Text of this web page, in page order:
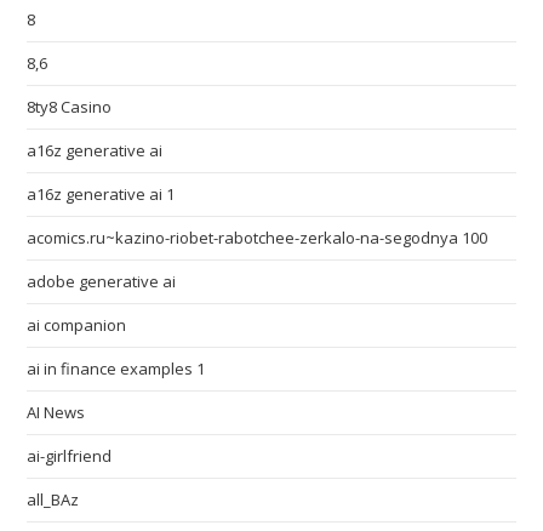
8
8,6
8ty8 Casino
a16z generative ai
a16z generative ai 1
acomics.ru~kazino-riobet-rabotchee-zerkalo-na-segodnya 100
adobe generative ai
ai companion
ai in finance examples 1
AI News
ai-girlfriend
all_BAz